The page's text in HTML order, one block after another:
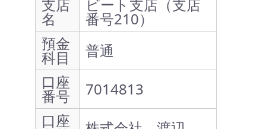
支店
名
ビート支店（支店
番号210）
預金
科目
普通
口座
番号
7014813
口座